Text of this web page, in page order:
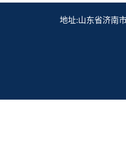
地址:山东省济南